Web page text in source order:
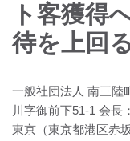
ト客獲得
待を上回
一般社団法人 南三陸
川字御前下51-1 会長
東京（東京都港区赤